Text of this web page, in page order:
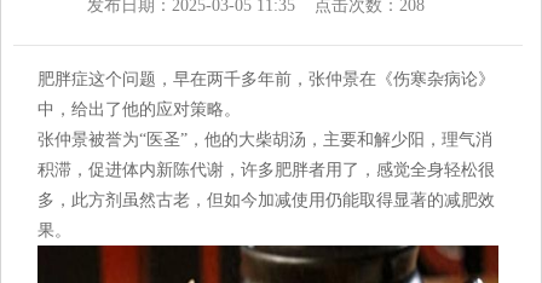
发布日期：2025-03-05 11:35 点击次数：208
肥胖症这个问题，早在两千多年前，张仲景在《伤寒杂病论》
中，给出了他的应对策略。
张仲景被誉为“医圣”，他的大柴胡汤，主要和解少阳，理气消
积滞，促进体内新陈代谢，许多肥胖者用了，感觉全身轻松很
多，此方剂虽然古老，但如今加减使用仍能取得显著的减肥效
果。